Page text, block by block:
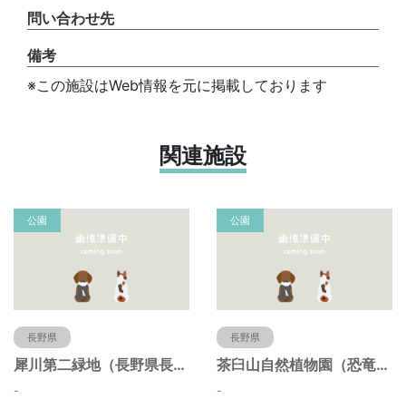
問い合わせ先
備考
※この施設はWeb情報を元に掲載しております
関連施設
公園
長野県
犀川第二緑地（長野県長野市）
-
公園
長野県
茶臼山自然植物園（恐竜園）（長野県長野市）
-